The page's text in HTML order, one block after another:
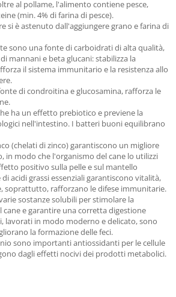
al pollame, l'alimento contiene pesce,
(min. 4% di farina di pesce).
si è astenuto dall'aggiungere grano e farina di
sono una fonte di carboidrati di alta qualità,
mannani e beta glucani: stabilizza la
il sistema immunitario e la resistenza allo
di condroitina e glucosamina, rafforza le
ha un effetto prebiotico e previene la
nell'intestino. I batteri buoni equilibrano
(chelati di zinco) garantiscono un migliore
in modo che l'organismo del cane lo utilizzi
positivo sulla pelle e sul mantello
acidi grassi essenziali garantiscono vitalità,
soprattutto, rafforzano le difese immunitarie.
sostanze solubili per stimolare la
e garantire una corretta digestione
lavorati in modo moderno e delicato, sono
la formazione delle feci.
sono importanti antiossidanti per le cellule
dagli effetti nocivi dei prodotti metabolici.